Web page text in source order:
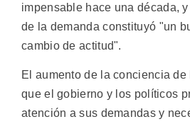
impensable hace una década,
de la demanda constituyó "un
cambio de actitud".
El aumento de la conciencia
que el gobierno y los políticos
atención a sus demandas y